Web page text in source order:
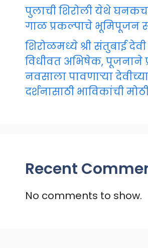
पुलाची शिरोली येथे
गाळ प्रकल्पाचे भूमिपूजन
शिरोळमध्ये श्री संतुबाई देवी
विधीवत अभिषेक, पूजनाने
नवसाला पावणाऱ्या देवीच्या
दर्शनासाठी भाविकांची मोठी
Recent
No comments to show.